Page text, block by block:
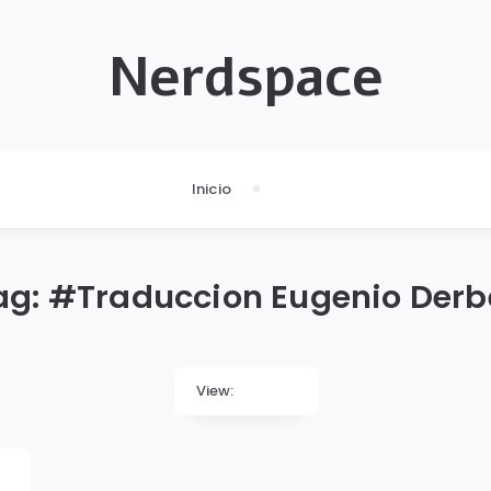
Nerdspace
Inicio
#Traduccion Eugenio
View: